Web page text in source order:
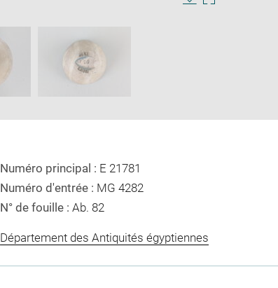
Numéro principal : E 21781
Numéro d'entrée : MG 4282
N° de fouille : Ab. 82
Département des Antiquités égyptiennes